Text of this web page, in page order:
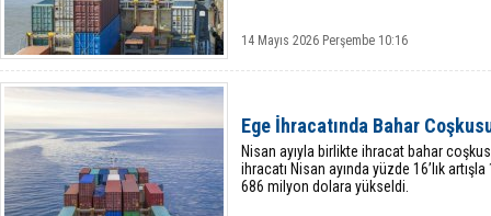
14 Mayıs 2026 Perşembe 10:16
Ege İhracatında Bahar
Nisan ayıyla birlikte ihracat bahar
ihracatı Nisan ayında yüzde 16’lık
686 milyon dolara yükseldi.